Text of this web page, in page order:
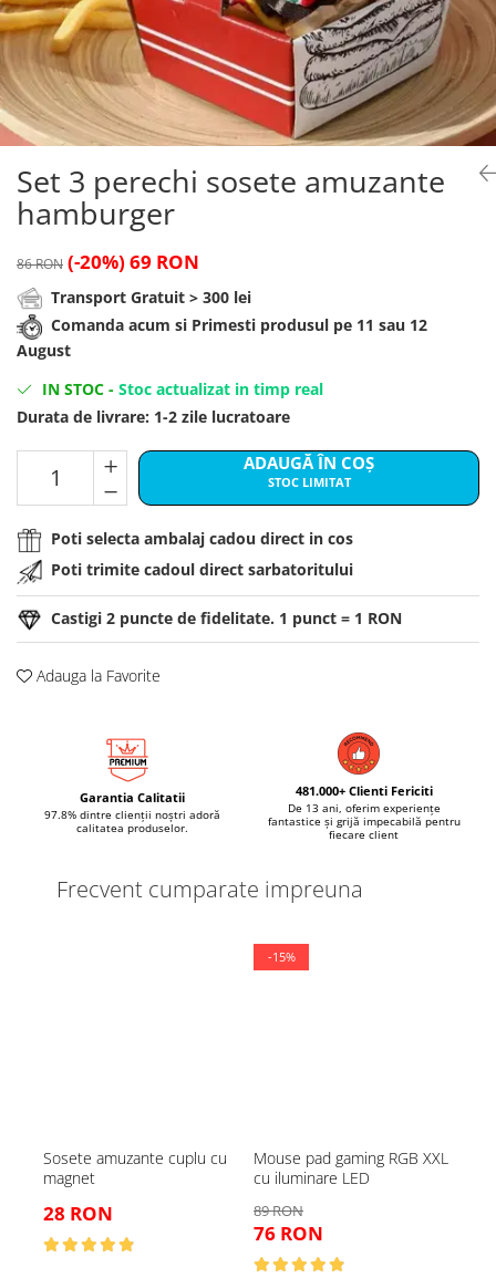
Cadouri Fete
Pentru Copilul din tine
Cadouri Haioase
Cadouri de Casa Noua
Cadouri pentru Nasi
Cadouri pentru Bunici
Cadouri pentru Prieteni
Cadouri pentru Sefi
Cel ce are tot
Cadouri Nunta si Cununie civila
Cadouri Zodia Pesti
Cani si Termosuri
Jocuri si Puzzle
Produse pentru Calatorie
Seturi de caligrafie
Cadouri Sfantul Andrei
Cadouri Sfantul Alexandru
Cadouri Sfanta Ana
Cadouri Constantin si Elena
Cadouri Sfintii Mihail si Gavriil
Set 3 perechi sosete amuzante
hamburger
86 RON (-20%) 69 RON
Transport Gratuit > 300 lei
Comanda acum si Primesti produsul pe 11 sau 12
August
IN STOC - Stoc actualizat in timp real
Durata de livrare: 1-2 zile lucratoare
ADAUGĂ ÎN COȘ
STOC LIMITAT
Poti selecta ambalaj cadou direct in cos
Poti trimite cadoul direct sarbatoritului
Castigi 2 puncte de fidelitate. 1 punct = 1 RON
Adauga la Favorite
Garantia Calitatii
97.8% dintre clienții noștri adoră
calitatea produselor.
481.000+ Clienti Fericiti
De 13 ani, oferim experiențe
fantastice și grijă impecabilă pentru
fiecare client
Frecvent cumparate impreuna
Sosete amuzante cuplu cu
magnet
28 RON
-15%
Mouse pad gaming RGB XXL
cu iluminare LED
89 RON
76 RON